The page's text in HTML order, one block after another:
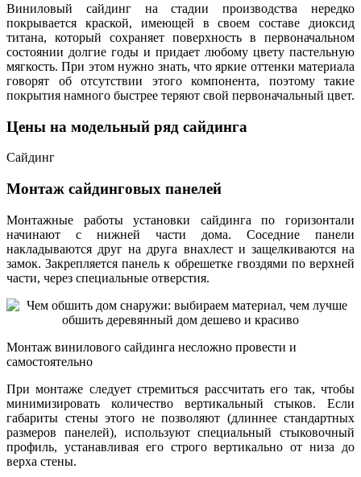
Виниловый сайдинг на стадии производства нередко
покрывается краской, имеющей в своем составе диоксид
титана, который сохраняет поверхность в первоначальном
состоянии долгие годы и придает любому цвету пастельную
мягкость. При этом нужно знать, что яркие оттенки материала
говорят об отсутствии этого компонента, поэтому такие
покрытия намного быстрее теряют свой первоначальный цвет.
Цены на модельный ряд сайдинга
Сайдинг
Монтаж сайдинговых панелей
Монтажные работы установки сайдинга по горизонтали
начинают с нижней части дома. Соседние панели
накладываются друг на друга внахлест и защелкиваются на
замок. Закрепляется панель к обрешетке гвоздями по верхней
части, через специальные отверстия.
Монтаж винилового сайдинга несложно провести и
самостоятельно
При монтаже следует стремиться рассчитать его так, чтобы
минимизировать количество вертикальный стыков. Если
габариты стены этого не позволяют (длиннее стандартных
размеров панелей), используют специальный стыковочный
профиль, устанавливая его строго вертикально от низа до
верха стены.